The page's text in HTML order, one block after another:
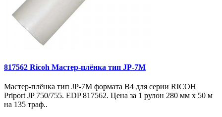
817562 Ricoh Мастер-плёнка тип JP-7M
Мастер-плёнка тип JP-7M формата B4 для серии RICOH
Priport JP 750/755. EDP 817562. Цена за 1 рулон 280 мм x 50 м
на 135 траф..